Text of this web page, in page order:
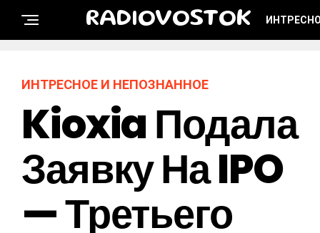
RADIOVOSTOK
ИНТРЕСНОЕ И НЕПОЗНАННОЕ
Kioxia Подала
Заявку На IPO
— Третьего